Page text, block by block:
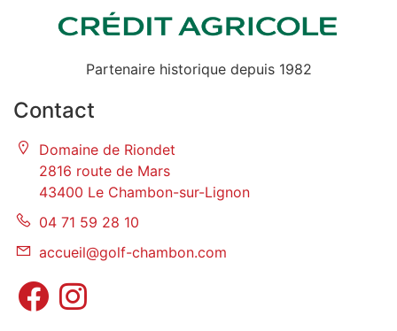
Partenaire historique depuis 1982
Contact
Domaine de Riondet
2816 route de Mars
43400 Le Chambon-sur-Lignon
04 71 59 28 10
accueil@golf-chambon.com